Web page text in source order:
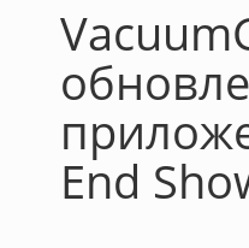
End